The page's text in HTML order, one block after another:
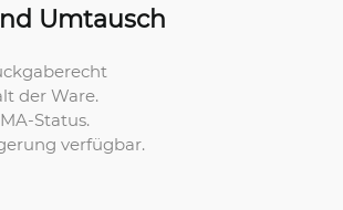
Umtausch
der Ware.
Status.
verfügbar.